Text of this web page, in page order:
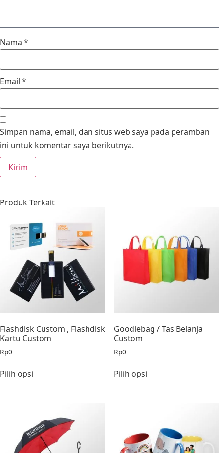
Nama *
Email *
Simpan nama, email, dan situs web saya pada peramban
ini untuk komentar saya berikutnya.
Produk Terkait
Flashdisk Custom , Flashdisk
Kartu Custom
Rp0
Pilih opsi
Goodiebag / Tas Belanja
Custom
Rp0
Pilih opsi